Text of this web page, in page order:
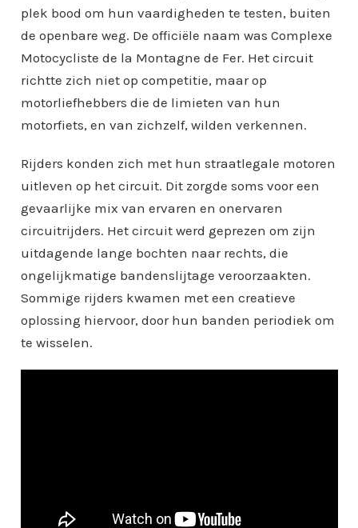
plek bood om hun vaardigheden te testen, buiten
de openbare weg. De officiële naam was Complexe
Motocycliste de la Montagne de Fer. Het circuit
richtte zich niet op competitie, maar op
motorliefhebbers die de limieten van hun
motorfiets, en van zichzelf, wilden verkennen.
Rijders konden zich met hun straatlegale motoren
uitleven op het circuit. Dit zorgde soms voor een
gevaarlijke mix van ervaren en onervaren
circuitrijders. Het circuit werd geprezen om zijn
uitdagende lange bochten naar rechts, die
ongelijkmatige bandenslijtage veroorzaakten.
Sommige rijders kwamen met een creatieve
oplossing hiervoor, door hun banden periodiek om
te wisselen.